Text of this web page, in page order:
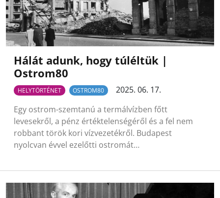
Hálát adunk, hogy túléltük |
Ostrom80
HELYTÖRTÉNET OSTROM80
2025. 06. 17.
Egy ostrom-szemtanú a termálvízben főtt
levesekről, a pénz értéktelenségéről és a fel nem
robbant török kori vízvezetékről. Budapest
nyolcvan évvel ezelőtti ostromát…